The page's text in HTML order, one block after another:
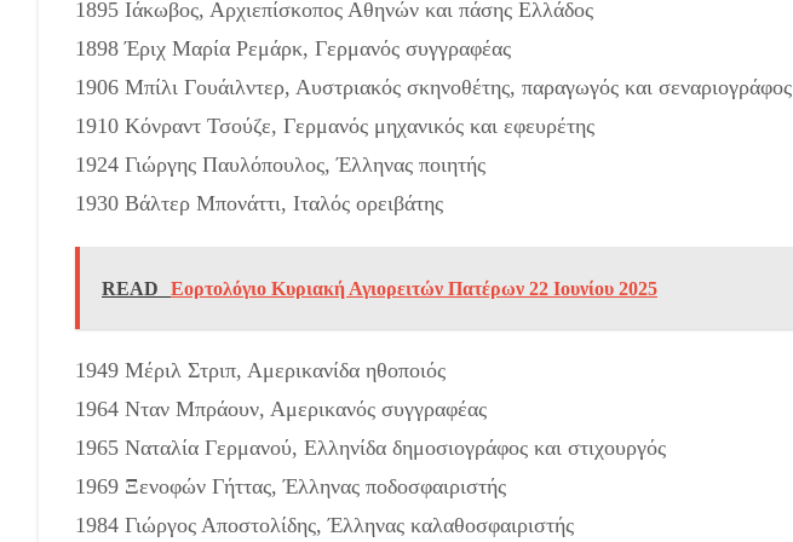
1895 Ιάκωβος, Αρχιεπίσκοπος Αθηνών και πάσης Ελλάδος
1898 Έριχ Μαρία Ρεμάρκ, Γερμανός συγγραφέας
1906 Μπίλι Γουάιλντερ, Αυστριακός σκηνοθέτης, παραγωγός και σεναριογράφος
1910 Κόνραντ Τσούζε, Γερμανός μηχανικός και εφευρέτης
1924 Γιώργης Παυλόπουλος, Έλληνας ποιητής
1930 Βάλτερ Μπονάττι, Ιταλός ορειβάτης
READ Εορτολόγιο Κυριακή Αγιορειτών Πατέρων 22 Ιουνίου 2025
1949 Μέριλ Στριπ, Αμερικανίδα ηθοποιός
1964 Νταν Μπράουν, Αμερικανός συγγραφέας
1965 Ναταλία Γερμανού, Ελληνίδα δημοσιογράφος και στιχουργός
1969 Ξενοφών Γήττας, Έλληνας ποδοσφαιριστής
1984 Γιώργος Αποστολίδης, Έλληνας καλαθοσφαιριστής